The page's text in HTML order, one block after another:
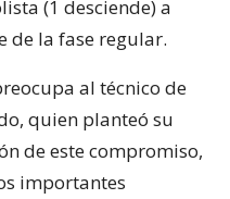
(1 desciende) a
de la fase regular.
al técnico de
quien planteó su
de este compromiso,
importantes